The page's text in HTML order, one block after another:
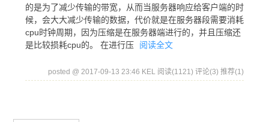
的是为了减少传输的带宽，从而当服务器响应给客户端的时
候，会大大减少传输的数据，代价就是在服务器段需要消耗
cpu时钟周期，因为压缩是在服务器端进行的，并且压缩还
是比较损耗cpu的。 在进行压
阅读全文
posted @ 2017-09-13 23:46 KEL 阅读(1121) 评论(3) 推荐(1)